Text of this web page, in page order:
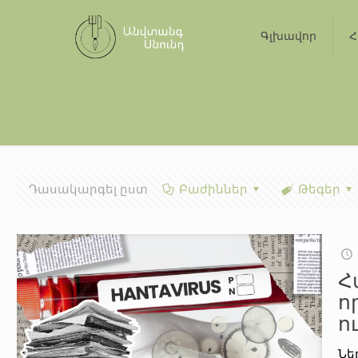
Գլխավոր
Դասակարգել ըստ Բաժիններ Թեգեր